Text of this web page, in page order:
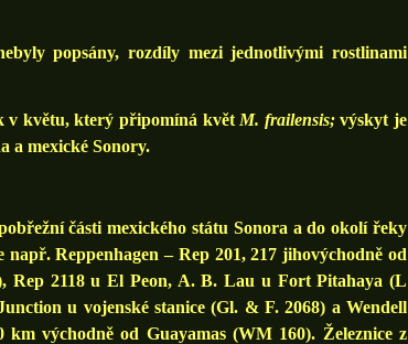
popsány, rozdíly mezi jednotlivými rostlinami
v květu, který připomíná květ M. frailensis;výskyt je
a mexické Sonory.
části mexického státu Sonora a do okolí řeky
Reppenhagen – Rep 201, 217 jihovýchodně od
Rep 2118 u El Peon, A. B. Lau u Fort Pitahaya (L
u vojenské stanice (Gl. & F. 2068) a Wendell
východně od Guayamas (WM 160). Železnice z